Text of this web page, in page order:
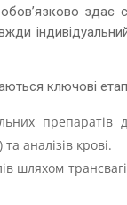
обов’язково
ключові
препаратів
аналізів крові.
шляхом